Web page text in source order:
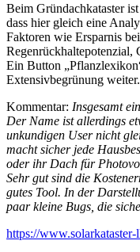
Beim Gründachkataster
dass hier gleich eine
Faktoren wie Ersparnis
Regenrückhaltepotenzial,
Ein Button
Extensivbegrünung weiter.
Kommentar: Insgesamt
Der Name ist allerdings
unkundigen User nicht
macht sicher jede
oder ihr Dach für
Sehr gut sind die
gutes Tool. In der
paar kleine Bugs, die
https://www.solarkataster-